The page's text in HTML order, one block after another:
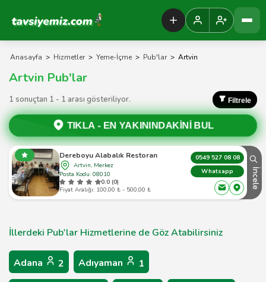
Tavsiyemiz Anasayfa
Anasayfa > Hizmetler > Yeme-İçme > Pub'lar > Artvin
Artvin Pub'lar
1 sonuçtan 1 - 1 arası gösteriliyor. Filtrele
TIKLA - EN YAKININDAKİNİ BUL
Dereboyu Alabalık Restoran
Artvin, Merkez
Posta Kodu: 08010
0.0 (0)
Fiyat Aralığı: 100,00 ₺ - 500,00 ₺
0549 527 08 08
Whatsapp
İncele
İllerdeki Pub'lar Hizmetlerine de Göz Atabilirsiniz
Adana 2 Adıyaman 1